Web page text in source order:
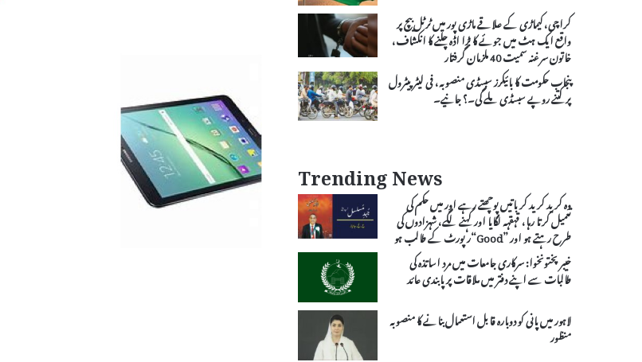
کراچی، کیماڑی کے علاقے ماڑی پور میں ٹرٹل بیچ پر
واقع ایک ہٹ میں جوئے کا بڑا اڈہ چلنے کا انکشاف،
خاتون سرغنہ سمیت 40 ملزمان گرفتار
پنجاب حکومت کا بائیکرز سبسڈی منصوبہ، فی لیٹر پیٹرول
پر کتنے روپے سبسڈی ملے گی۔؟ جانیے۔
Trending News
وہ کرید کرید کر باتیں پوچھتے رہے اور میں حکم کی
تعمیل کرتا رہا، قہقہہ لگایا اور کہنے لگے، شہزادوں کی
طرح رہتے ہو اور ”Good“رپورٹ کے طالب ہو
خیبر پختونخوا: سرکاری جامعات میں مرد اساتذہ کی
طالبات سے اپنے دفتر میں ملاقات پر پابندی عائد
لاہور میں پانی کو دوبارہ قابل استعمال بنانے کا منصوبہ
منظور